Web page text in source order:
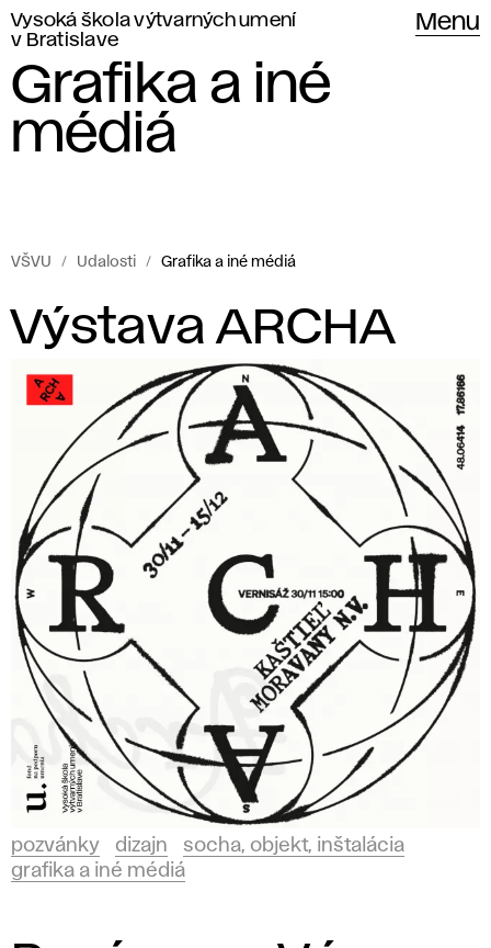
Vysoká škola výtvarných umení
v Bratislave
Menu
Grafika a iné
médiá
VŠVU Udalosti Grafika a iné médiá
G
r
a
k
a
a
n
é
Udalosti
Vysokej
výtvarných
umení
v Bratislave.
Výstava ARCHA
pozvánky dizajn
socha, objekt, inštalácia
grafika a iné médiá